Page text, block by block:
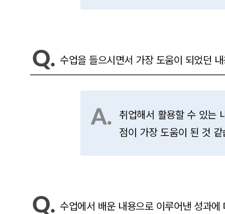
수업을 들으시면서 가장 도움이 되었던
취업해서 활용할 수 있는
점이 가장 도움이 된 것
수업에서 배운 내용으로 이루어낸 성과에